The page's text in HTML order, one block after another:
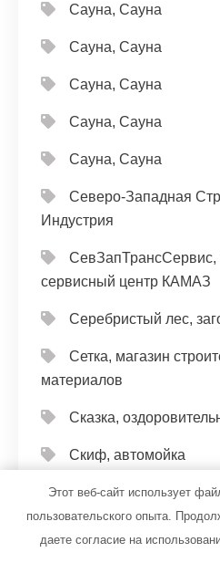
Сауна, Сауна
Сауна, Сауна
Сауна, Сауна
Сауна, Сауна
Сауна, Сауна
Северо-Западная
Индустрия
сервисный центр КАМАЗ
Серебристый лес,
Сетка, магазин
материалов
Сказка,
Скиф, автомойка
Слобода,
Служба заказа
Этот веб-сайт использует
пользовательского опыта.
даете согласие на